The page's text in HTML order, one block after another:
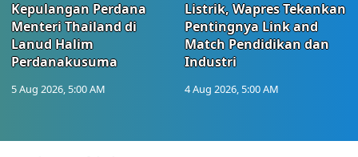
Kepulangan Perdana
Menteri Thailand di
Lanud Halim
Perdanakusuma
5 Aug 2026, 5:00 AM
Listrik, Wapres Tekankan
Pentingnya Link and
Match Pendidikan dan
Industri
4 Aug 2026, 5:00 AM